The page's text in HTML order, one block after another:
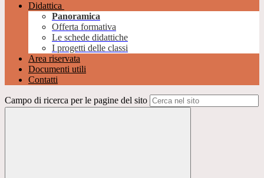
Didattica
Panoramica
Offerta formativa
Le schede didattiche
I progetti delle classi
Area riservata
Documenti utili
Contatti
Campo di ricerca per le pagine del sito